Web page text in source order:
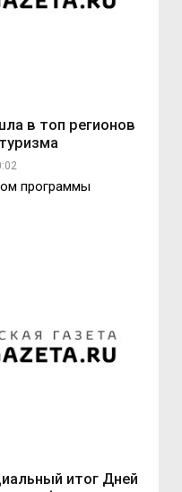
в топ регионов
программы
итог Дней